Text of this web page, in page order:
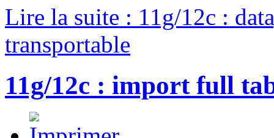
Lire la suite : 11g/12c :
transportable
11g/12c : import full